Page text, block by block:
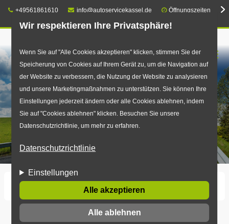
Wir respektieren Ihre Privatsphäre!
Wenn Sie auf "Alle Cookies akzeptieren" klicken, stimmen Sie der
Speicherung von Cookies auf Ihrem Gerät zu, um die Navigation auf
der Website zu verbessern, die Nutzung der Website zu analysieren
und unsere Marketingmaßnahmen zu unterstützen. Sie können Ihre
Einstellungen jederzeit ändern oder alle Cookies ablehnen, indem
Sie auf "Cookies ablehnen" klicken. Besuchen Sie unsere
Datenschutzrichtlinie, um mehr zu erfahren.
Datenschutzrichtlinie
Einstellungen
Alle akzeptieren
Alle ablehnen
Direkt
zum
Inhalt
Telefon:
+49561861610 E-Mail:info@autoservicekassel.de Öffnungszeiten
☰
Startseite Reifenmonteur (m/w/d)
Reifenmonteur (m/w/d)